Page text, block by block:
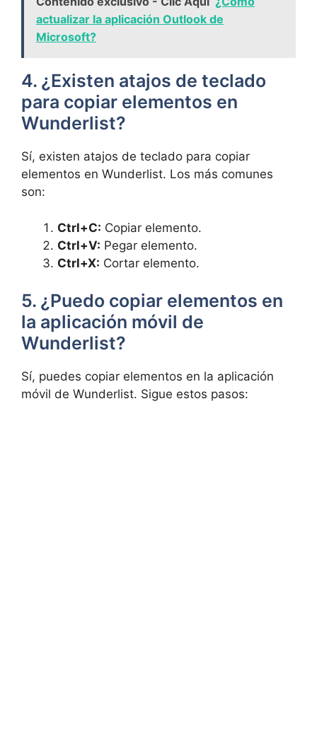
actualizar la aplicación Outlook de
Microsoft?
4. ¿Existen atajos de teclado
para copiar elementos en
Wunderlist?
Sí, existen atajos de teclado para copiar
elementos en Wunderlist. Los más comunes
son:
Ctrl+C: Copiar elemento.
Ctrl+V: Pegar elemento.
Ctrl+X: Cortar elemento.
5. ¿Puedo copiar elementos en
la aplicación móvil de
Wunderlist?
Sí, puedes copiar elementos en la aplicación
móvil de Wunderlist. Sigue estos pasos: